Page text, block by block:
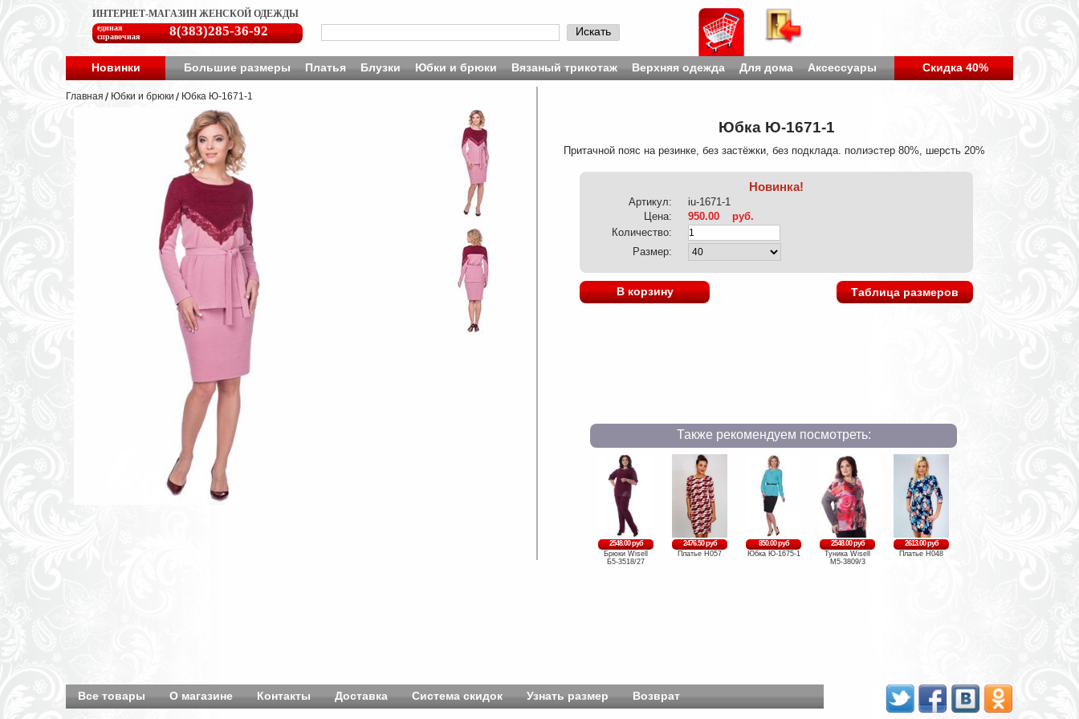
ИНТЕРНЕТ-МАГАЗИН ЖЕНСКОЙ ОДЕЖДЫ
единая
справочная
8(383)285-36-92 Искать
Новинки Большие размеры Платья Блузки Юбки и брюки Вязаный трикотаж Верхняя одежда Для дома Аксессуары Скидка 40%
Главная Юбки и брюки Юбка Ю-1671-1
Юбка Ю-1671-1
Притачной пояс на резинке, без застёжки, без подклада. полиэстер 80%, шерсть 20%
Новинка!
Артикул:
iu-1671-1
Цена:
950.00
руб.
Количество:
Размер:
В корзину Таблица размеров
Также рекомендуем посмотреть:
2548.00 руб
Брюки Wisell
Б5-3518/27
2476.50 руб
Платье Н057
850.00 руб
Юбка Ю-1675-1
2548.00 руб
Туника Wisell
М5-3809/3
2613.00 руб
Платье Н048
Все товары О магазине Контакты Доставка Система скидок Узнать размер Возврат